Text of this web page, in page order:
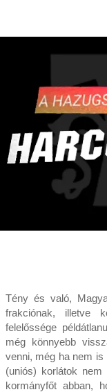
Tény és való,
frakciónak, illetve
felelőssége
még könnyebb
venni, még ha nem
(uniós) korlátok
kormányfőt abban,